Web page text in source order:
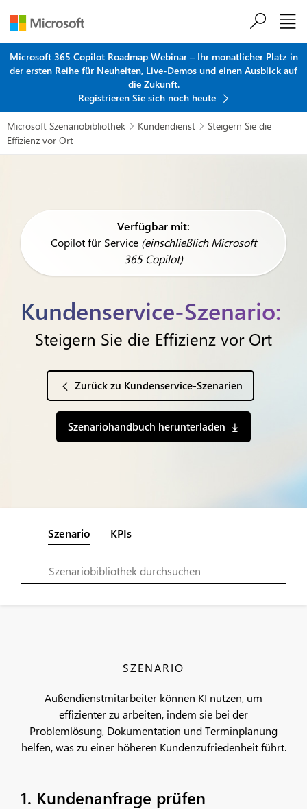
Microsoft 365 Copilot Roadmap Webinar – Ihr monatlicher Platz in
der ersten Reihe für Neuheiten, Live-Demos und einen Ausblick auf
die Zukunft.
Registrieren Sie sich noch heute
Microsoft Szenariobibliothek  Kundendienst  Steigern Sie die
Effizienz vor Ort
Verfügbar mit:
Copilot für Service (einschließlich Microsoft
365 Copilot)
Kundenservice-Szenario:
Steigern Sie die Effizienz vor Ort
Zurück zu Kundenservice-Szenarien
Szenariohandbuch herunterladen
Szenario KPIs
SZENARIO
Außendienstmitarbeiter können KI nutzen, um
effizienter zu arbeiten, indem sie bei der
Problemlösung, Dokumentation und Terminplanung
helfen, was zu einer höheren Kundenzufriedenheit führt.
1. Kundenanfrage prüfen